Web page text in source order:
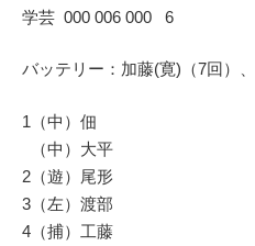
学芸 000 006 000 6
バッテリー：加藤(寛)（7回）
1（中）佃
（中）大平
2（遊）尾形
3（左）渡部
4（捕）工藤